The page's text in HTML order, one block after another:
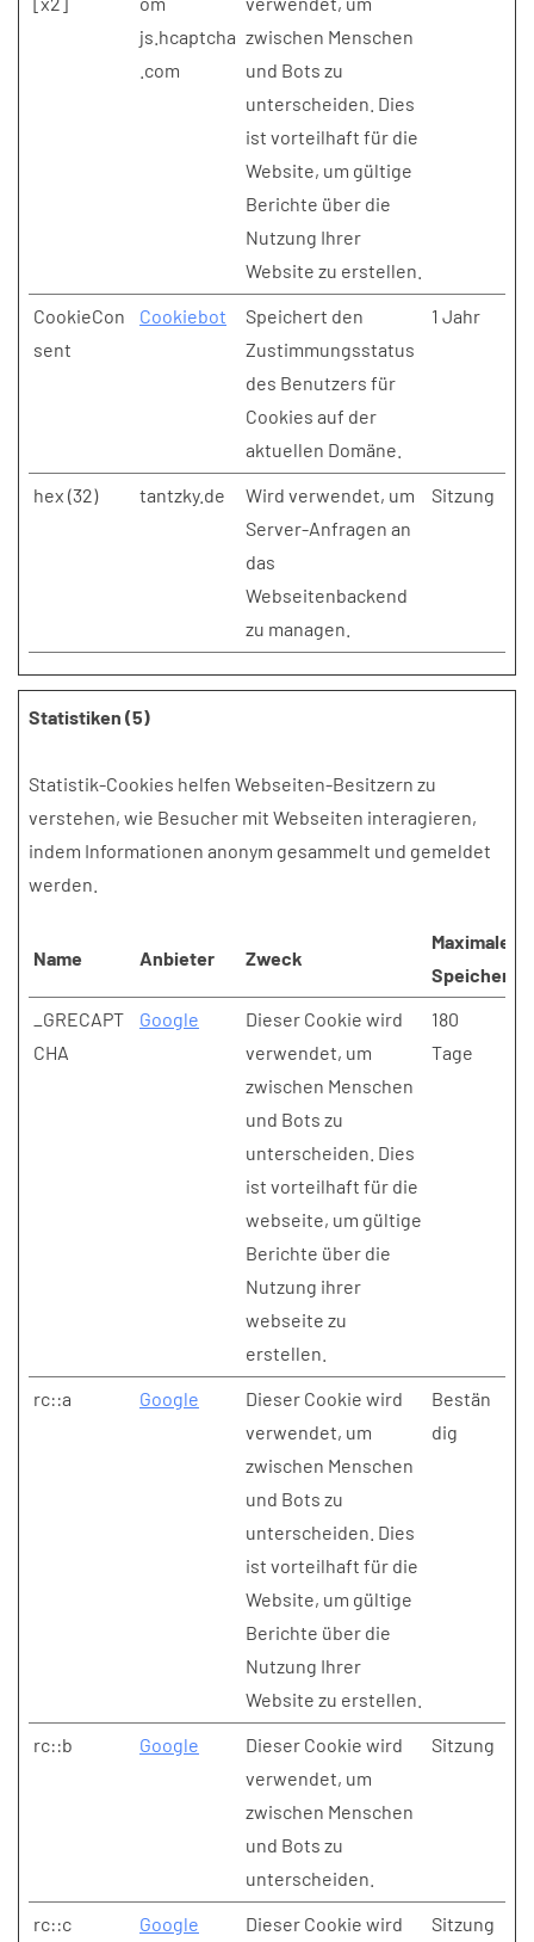
js.hcaptcha
.com
zwischen Menschen
und Bots zu
unterscheiden. Dies
ist vorteilhaft für die
Website, um gültige
Berichte über die
Nutzung Ihrer
Website zu erstellen.
CookieCon
sent
Cookiebot
Speichert den
Zustimmungsstatus
des Benutzers für
Cookies auf der
aktuellen Domäne.
1 Jahr
hex (32) tantzky.de
Wird verwendet, um
Server-Anfragen an
das
Webseitenbackend
zu managen.
Sitzung
Statistiken (5)
Statistik-Cookies helfen Webseiten-Besitzern zu
verstehen, wie Besucher mit Webseiten interagieren,
indem Informationen anonym gesammelt und gemeldet
werden.
Name Anbieter Zweck
Maximale
_GRECAPT
CHA
Google
Dieser Cookie wird
verwendet, um
zwischen Menschen
und Bots zu
unterscheiden. Dies
ist vorteilhaft für die
webseite, um gültige
Berichte über die
Nutzung ihrer
webseite zu
erstellen.
180
Tage
rc::a Google
Dieser Cookie wird
verwendet, um
zwischen Menschen
und Bots zu
unterscheiden. Dies
ist vorteilhaft für die
Website, um gültige
Berichte über die
Nutzung Ihrer
Website zu erstellen.
Bestän
dig
rc::b Google
Dieser Cookie wird
verwendet, um
zwischen Menschen
und Bots zu
unterscheiden.
Sitzung
rc::c Google
Dieser Cookie wird
Sitzung